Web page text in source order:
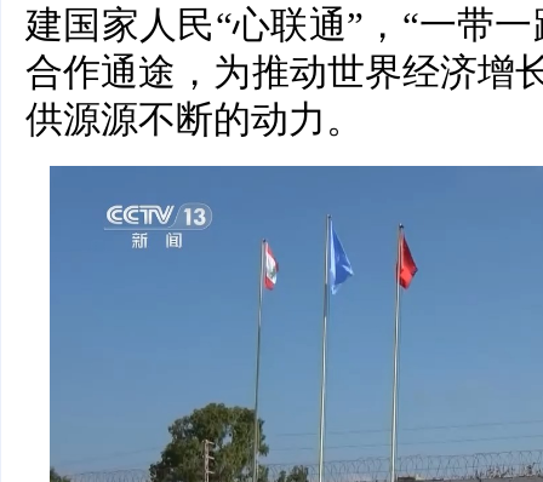
建国家人民“心联通”，“一带
合作通途，为推动世界经济增
供源源不断的动力。